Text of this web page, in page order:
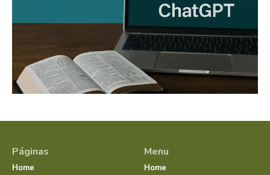
Páginas
Home
Menu
Home